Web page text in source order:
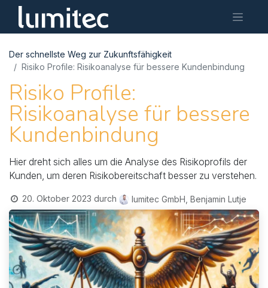
Der schnellste Weg zur Zukunftsfähigkeit
Risiko Profile: Risikoanalyse für bessere Kundenbindung
Risiko Profile:
Risikoanalyse für bessere
Kundenbindung
Hier dreht sich alles um die Analyse des Risikoprofils der
Kunden, um deren Risikobereitschaft besser zu verstehen.
20. Oktober 2023 durch lumitec GmbH, Benjamin Lutje